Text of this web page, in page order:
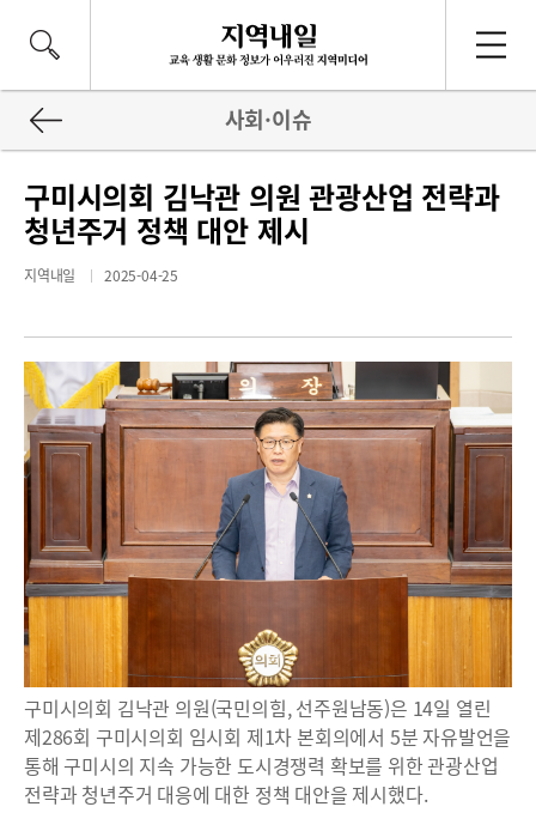
사회·이슈
구미시의회 김낙관 의원 관광산업 전략과
청년주거 정책 대안 제시
지역내일 2025-04-25
구미시의회 김낙관 의원(국민의힘, 선주원남동)은 14일 열린
제286회 구미시의회 임시회 제1차 본회의에서 5분 자유발언을
통해 구미시의 지속 가능한 도시경쟁력 확보를 위한 관광산업
전략과 청년주거 대응에 대한 정책 대안을 제시했다.